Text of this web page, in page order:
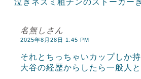
泣きネズミ粗チンのストーカー
名無しさん
2025年8月28日 1:45 PM
それとちっちゃいカップしか
大谷の経歴からしたら一般人